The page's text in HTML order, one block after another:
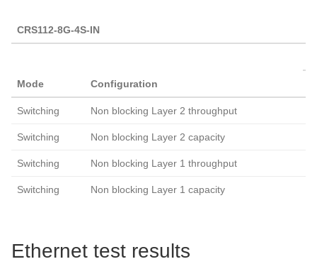
CRS112-8G-4S-IN
Mode Configuration
Switching Non blocking Layer 2 throughput
Switching Non blocking Layer 2 capacity
Switching Non blocking Layer 1 throughput
Switching Non blocking Layer 1 capacity
Ethernet test results